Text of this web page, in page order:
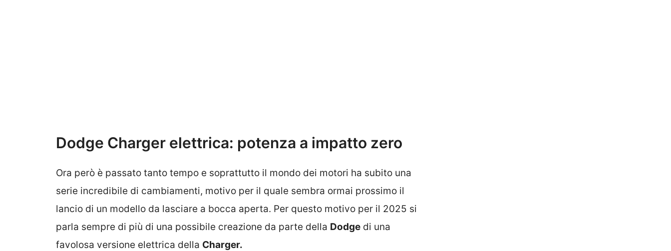
Dodge Charger elettrica: potenza a impatto zero
Ora però è passato tanto tempo e soprattutto il mondo dei motori ha subito una
serie incredibile di cambiamenti, motivo per il quale sembra ormai prossimo il
lancio di un modello da lasciare a bocca aperta. Per questo motivo per il 2025 si
parla sempre di più di una possibile creazione da parte della Dodge di una
favolosa versione elettrica della Charger.